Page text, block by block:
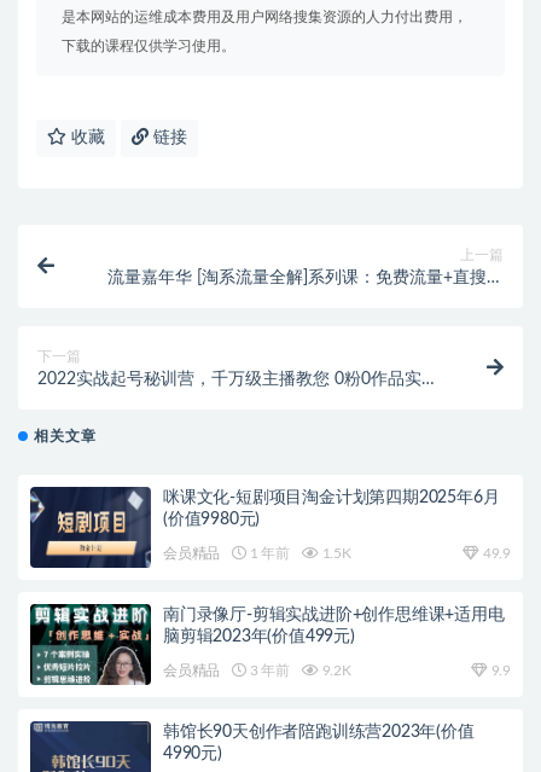
是本网站的运维成本费用及用户网络搜集资源的人力付出费用，
下载的课程仅供学习使用。
收藏 链接
上一篇
流量嘉年华 [淘系流量全解]系列课：免费流量+直搜结
下一篇
2022实战起号秘训营，千万级主播教您 0粉0作品实操
相关文章
咪课文化-短剧项目淘金计划第四期2025年6月
(价值9980元)
会员精品 1 年前 1.5K 49.9
南门录像厅-剪辑实战进阶+创作思维课+适用电
脑剪辑2023年(价值499元)
会员精品 3 年前 9.2K 9.9
韩馆长90天创作者陪跑训练营2023年(价值
4990元)